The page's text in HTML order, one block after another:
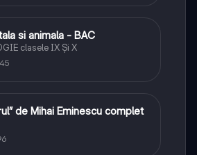
si animala - BAC
clasele IX Şi X
română
de Mihai Eminescu complet